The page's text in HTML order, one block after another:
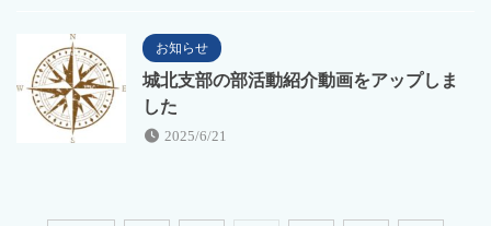
お知らせ
城北支部の部活動紹介動画をアップしま
した
2025/6/21